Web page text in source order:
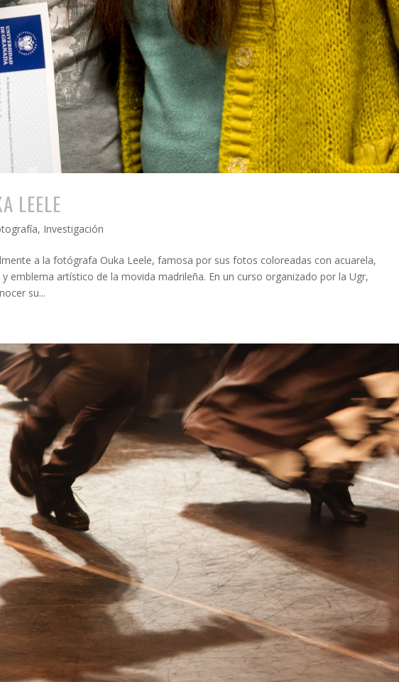
LEELE
, Investigación
a la fotógrafa Ouka Leele, famosa por sus fotos coloreadas con acuarela,
emblema artístico de la movida madrileña. En un curso organizado por la Ugr,
su...